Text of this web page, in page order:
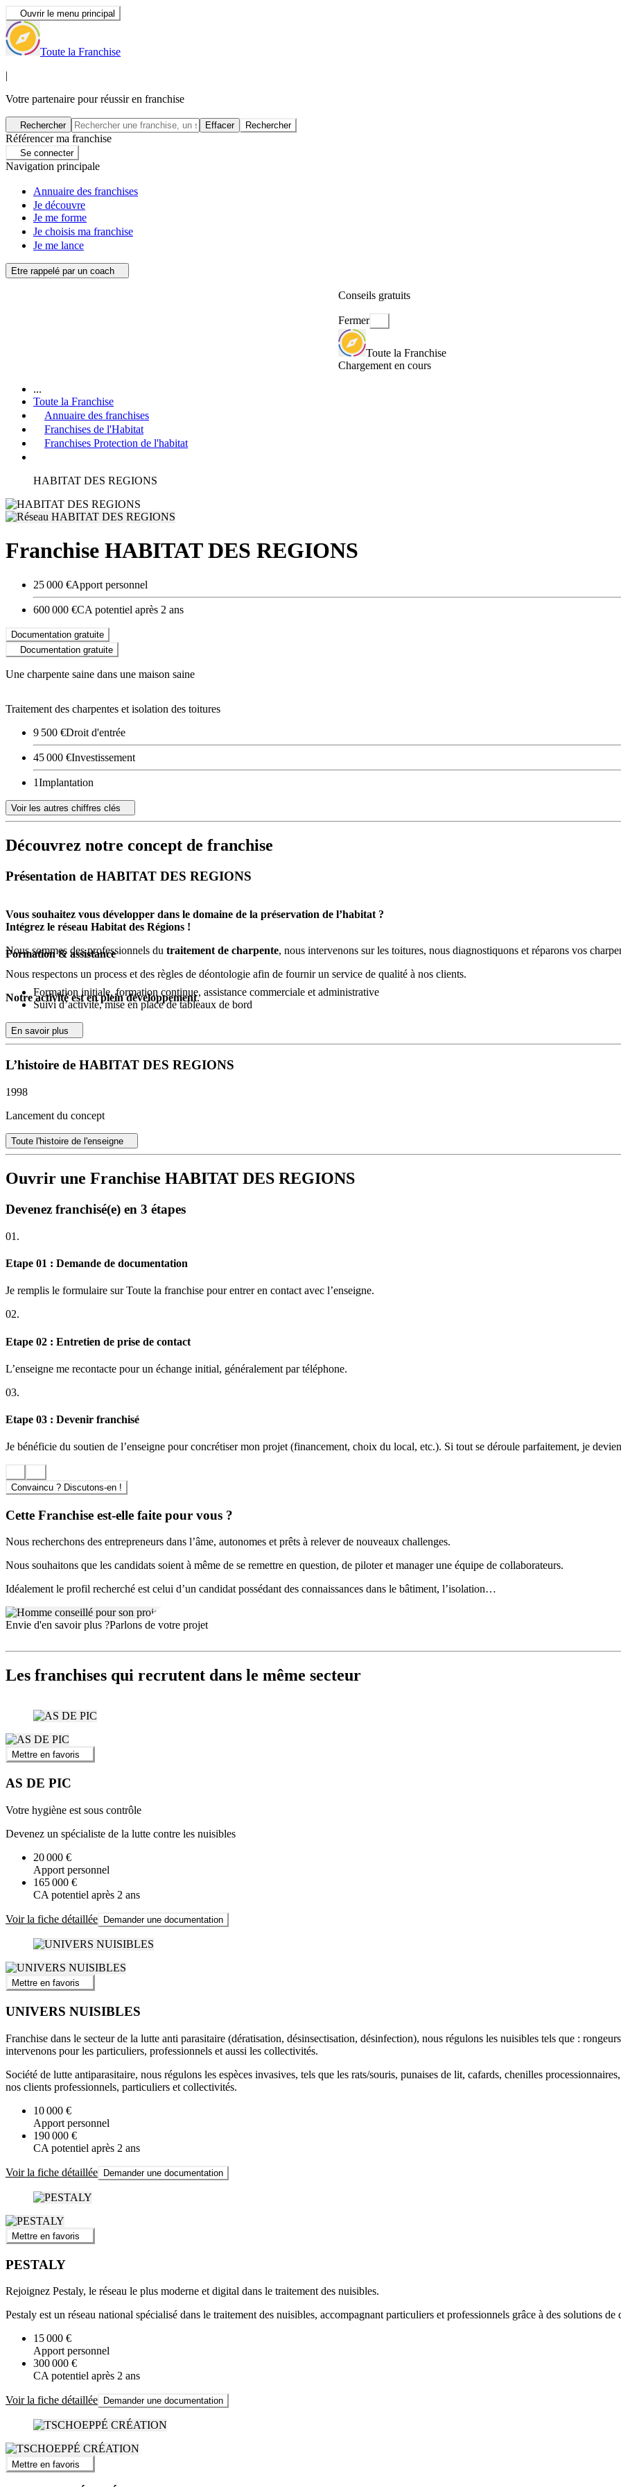
Ouvrir le menu principal
Toute la Franchise
|
Votre partenaire pour réussir en franchise
Rechercher Effacer Rechercher
Référencer ma franchise
Se connecter
Navigation principale
Annuaire des franchises
Je découvre
Je me forme
Je choisis ma franchise
Je me lance
Etre rappelé par un coach
Conseils gratuits
Fermer
Toute la Franchise
Chargement en cours
...
Toute la Franchise
Annuaire des franchises
Franchises de l'Habitat
Franchises Protection de l'habitat
HABITAT DES REGIONS
Franchise HABITAT DES REGIONS
25 000 €Apport personnel
600 000 €CA potentiel après 2 ans
Documentation gratuite
Documentation gratuite
Une charpente saine dans une maison saine
Traitement des charpentes et isolation des toitures
9 500 €Droit d'entrée
45 000 €Investissement
1Implantation
Voir les autres chiffres clés
Découvrez notre concept de franchise
Présentation de HABITAT DES REGIONS
Vous souhaitez vous développer dans le domaine de la préservation de l’habitat ?
Intégrez le réseau Habitat des Régions !
Nous sommes des professionnels du traitement de charpente, nous intervenons sur les toitures, nous diagnostiquons et réparons vos
Nous respectons un process et des règles de déontologie afin de fournir un service de qualité à nos clients.
Notre activité est en plein développement.
Formation & assistance
Formation initiale, formation continue, assistance commerciale et administrative
Suivi d’activité, mise en place de tableaux de bord
En savoir plus
L’histoire de HABITAT DES REGIONS
1998
Lancement du concept
Toute l'histoire de l'enseigne
Ouvrir une Franchise HABITAT DES REGIONS
Devenez franchisé(e) en 3 étapes
01.
Etape 01 : Demande de documentation
Je remplis le formulaire sur Toute la franchise pour entrer en contact avec l’enseigne.
02.
Etape 02 : Entretien de prise de contact
L’enseigne me recontacte pour un échange initial, généralement par téléphone.
03.
Etape 03 : Devenir franchisé
Je bénéficie du soutien de l’enseigne pour concrétiser mon projet (financement, choix du local, etc.). Si tout se déroule parfaitement, je
Convaincu ? Discutons-en !
Cette Franchise est-elle faite pour vous ?
Nous recherchons des entrepreneurs dans l’âme, autonomes et prêts à relever de nouveaux challenges.
Nous souhaitons que les candidats soient à même de se remettre en question, de piloter et manager une équipe de collaborateurs.
Idéalement le profil recherché est celui d’un candidat possédant des connaissances dans le bâtiment, l’isolation…
Envie d'en savoir plus ?Parlons de votre projet
Les franchises qui recrutent dans le même secteur
Mettre en favoris
AS DE PIC
Votre hygiène est sous contrôle
Devenez un spécialiste de la lutte contre les nuisibles
20 000 €
Apport personnel
165 000 €
CA potentiel après 2 ans
Voir la fiche détaillée Demander une documentation
Mettre en favoris
UNIVERS NUISIBLES
Franchise dans le secteur de la lutte anti parasitaire (dératisation, désinsectisation, désinfection), nous régulons les nuisibles tels que :
intervenons pour les particuliers, professionnels et aussi les collectivités.
Société de lutte antiparasitaire, nous régulons les espèces invasives, tels que les rats/souris, punaises de lit, cafards, chenilles
nos clients professionnels, particuliers et collectivités.
10 000 €
Apport personnel
190 000 €
CA potentiel après 2 ans
Voir la fiche détaillée Demander une documentation
Mettre en favoris
PESTALY
Rejoignez Pestaly, le réseau le plus moderne et digital dans le traitement des nuisibles.
Pestaly est un réseau national spécialisé dans le traitement des nuisibles, accompagnant particuliers et professionnels grâce à des solutions
15 000 €
Apport personnel
300 000 €
CA potentiel après 2 ans
Voir la fiche détaillée Demander une documentation
Mettre en favoris